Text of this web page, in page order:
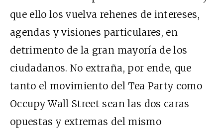
que ello los vuelva rehenes de intereses,
agendas y visiones particulares, en
detrimento de la gran mayoría de los
ciudadanos. No extraña, por ende, que
tanto el movimiento del Tea Party como
Occupy Wall Street sean las dos caras
opuestas y extremas del mismo